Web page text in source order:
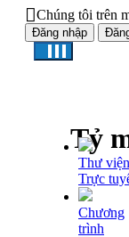
Chúng tôi trên
Đăng nhập
Tỷ
Thư viện
Trực
Chương
trình